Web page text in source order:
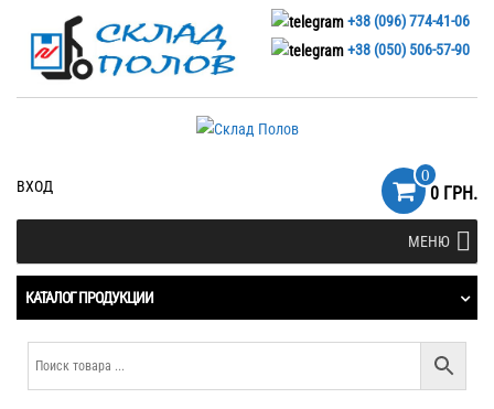
+38 (096) 774-41-06
+38 (050) 506-57-90
ВХОД
0
0 ГРН.
МЕНЮ
КАТАЛОГ ПРОДУКЦИИ